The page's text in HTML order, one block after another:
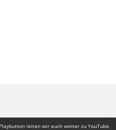
leiten wir euch weiter zu YouTube.